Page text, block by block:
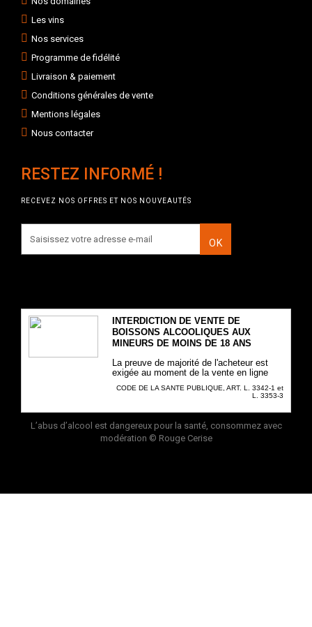
Les vins
Nos services
Programme de fidélité
Livraison & paiement
Conditions générales de vente
Mentions légales
Nous contacter
RESTEZ INFORMÉ !
RECEVEZ NOS OFFRES ET NOS NOUVEAUTÉS
OK
INTERDICTION DE VENTE DE
BOISSONS ALCOOLIQUES AUX
MINEURS DE MOINS DE 18 ANS
La preuve de majorité de l'acheteur est
exigée au moment de la vente en ligne
CODE DE LA SANTE PUBLIQUE, ART. L. 3342-1 et
L. 3353-3
L’abus d’alcool est dangereux pour la santé, consommez avec
modération © Rouge Cerise